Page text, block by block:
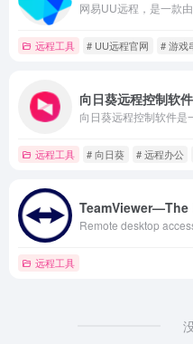
远程工具 # UU远程官网 # 游戏
向日葵远程控制软件
远程工具 # 向日葵 # 远程办公
远程工具